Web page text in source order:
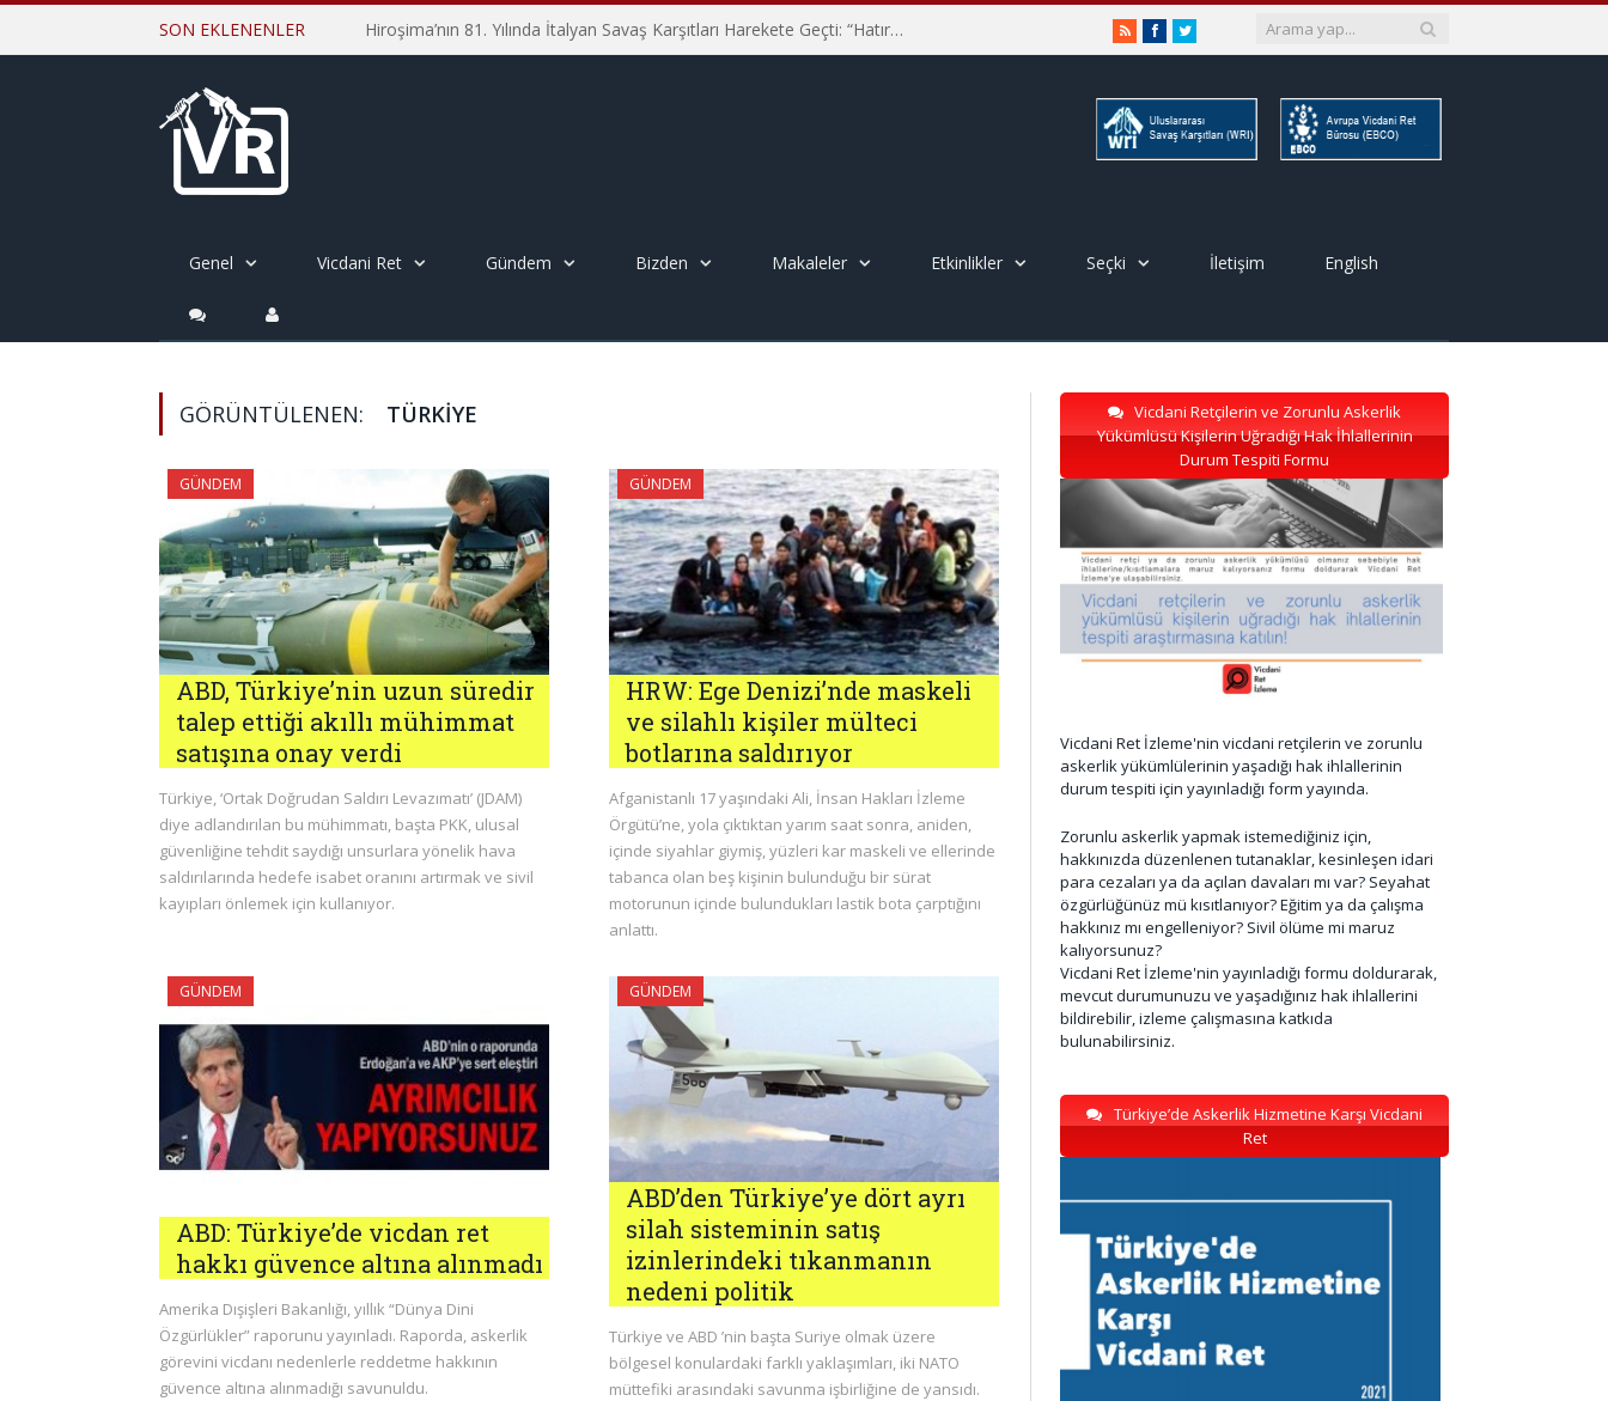
SON EKLENENLER Hiroşima’nın 81. Yılında İtalyan Savaş Karşıtları Harekete Geçti: “Hatırlamak yeterli değil” RSSFacebookTwitter
Genel Vicdani Ret Gündem Bizden Makaleler Etkinlikler Seçki İletişim English
GÖRÜNTÜLENEN: TÜRKIYE
GÜNDEM
ABD, Türkiye’nin uzun süredir
talep ettiği akıllı mühimmat
satışına onay verdi
Türkiye, ‘Ortak Doğrudan Saldırı Levazımatı’ (JDAM)
diye adlandırılan bu mühimmatı, başta PKK, ulusal
güvenliğine tehdit saydığı unsurlara yönelik hava
saldırılarında hedefe isabet oranını artırmak ve sivil
kayıpları önlemek için kullanıyor.
GÜNDEM
HRW: Ege Denizi’nde maskeli
ve silahlı kişiler mülteci
botlarına saldırıyor
Afganistanlı 17 yaşındaki Ali, İnsan Hakları İzleme
Örgütü’ne, yola çıktıktan yarım saat sonra, aniden,
içinde siyahlar giymiş, yüzleri kar maskeli ve ellerinde
tabanca olan beş kişinin bulunduğu bir sürat
motorunun içinde bulundukları lastik bota çarptığını
anlattı.
GÜNDEM
ABD: Türkiye’de vicdan ret
hakkı güvence altına alınmadı
Amerika Dışişleri Bakanlığı, yıllık “Dünya Dini
Özgürlükler” raporunu yayınladı. Raporda, askerlik
görevini vicdanı nedenlerle reddetme hakkının
güvence altına alınmadığı savunuldu.
GÜNDEM
ABD’den Türkiye’ye dört ayrı
silah sisteminin satış
izinlerindeki tıkanmanın
nedeni politik
Türkiye ve ABD ’nin başta Suriye olmak üzere
bölgesel konulardaki farklı yaklaşımları, iki NATO
müttefiki arasındaki savunma işbirliğine de yansıdı.
Vicdani Retçilerin ve Zorunlu Askerlik
Yükümlüsü Kişilerin Uğradığı Hak İhlallerinin
Durum Tespiti Formu
Vicdani Ret İzleme'nin vicdani retçilerin ve zorunlu
askerlik yükümlülerinin yaşadığı hak ihlallerinin
durum tespiti için yayınladığı form yayında.
Zorunlu askerlik yapmak istemediğiniz için,
hakkınızda düzenlenen tutanaklar, kesinleşen idari
para cezaları ya da açılan davaları mı var? Seyahat
özgürlüğünüz mü kısıtlanıyor? Eğitim ya da çalışma
hakkınız mı engelleniyor? Sivil ölüme mi maruz
kalıyorsunuz?
Vicdani Ret İzleme'nin yayınladığı formu doldurarak,
mevcut durumunuzu ve yaşadığınız hak ihlallerini
bildirebilir, izleme çalışmasına katkıda
bulunabilirsiniz.
Türkiye’de Askerlik Hizmetine Karşı Vicdani
Ret